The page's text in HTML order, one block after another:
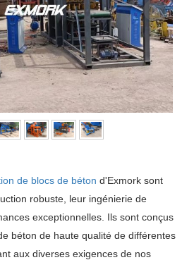
de blocs de béton d'Exmork sont
robuste, leur ingénierie de
exceptionnelles. Ils sont conçus
béton de haute qualité de différentes
aux diverses exigences de nos